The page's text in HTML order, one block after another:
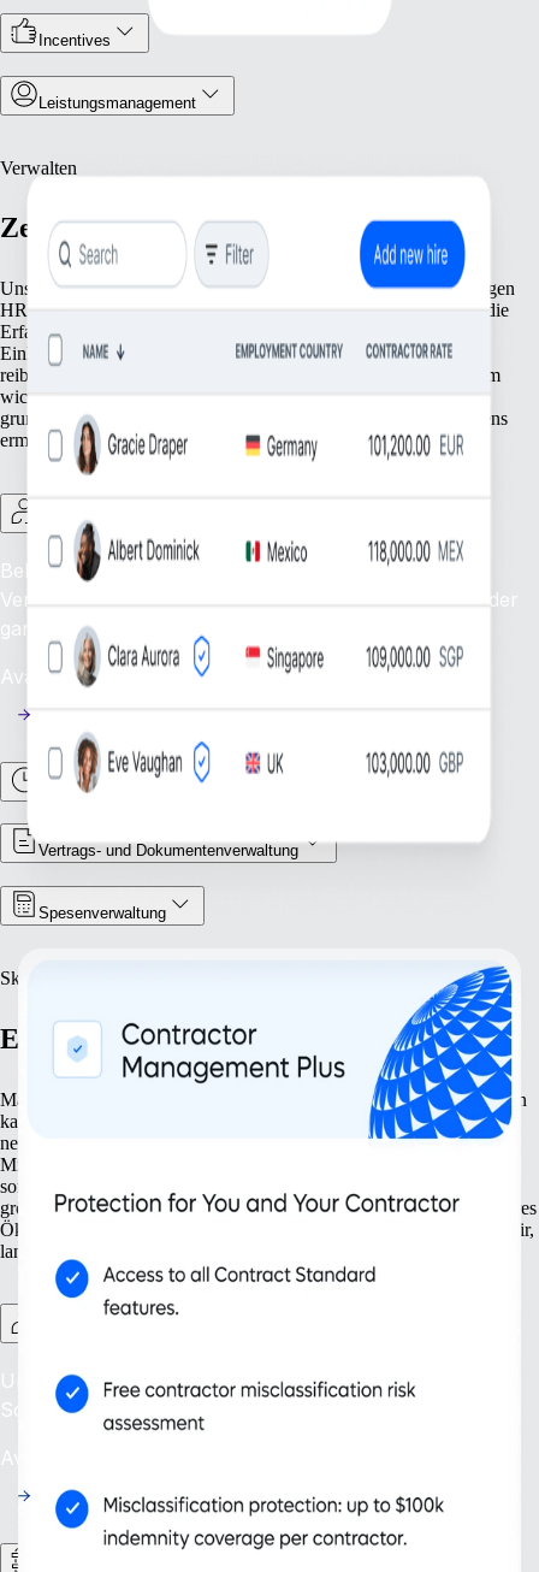
Incentives
Leistungsmanagement
Verwalten
Zentralisiertes Personalmanagement
Unsere Tools erleichtern dir das Personalmanagement mit wichtigen
HR-Funktionen. Von der Pflege deiner Personaldatensätze über die
Erfassung von Arbeitszeiten und Abwesenheiten bis hin zur
Einhaltung lokaler Vorschriften: Wir haben alles, was du für
reibungslose Abläufe brauchst. Konzentriere dich auf das, was am
wichtigsten ist – deine Mitarbeiter:innen. Wir erledigen die
grundlegenden Aufgaben, die das Wachstum deines Unternehmens
ermöglichen.
Contractor Management
Behalte den Überblick über deine Freelancer:innen:
Verwalte und unterstütze deine Freelancer:innen auf der
ganzen Welt.
Availability: Jetzt
Arbeitszeiten und Abwesenheiten
Vertrags- und Dokumentenverwaltung
Spesenverwaltung
Skalieren
Expandiere mit Zuversicht
Mach dein Unternehmen bereit für Wachstum. Mit unseren Lösungen
kannst du deinen Wachstumskurs exakt planen – von der Gründung
neuer Niederlassungen bis zum Schutz deines geistigen Eigentums.
Mit Tools, die nicht nur deine aktuellen Anforderungen erfüllen,
sondern auch deine zukünftigen, kann dein Unternehmen nicht nur
größer werden, sondern auch smarter funktionieren. Unser skalierbares
Ökosystem unterstützt dein expandierendes Unternehmen und hilft dir,
langfristig erfolgreich zu sein.
Unkomplizierte Einstellung: Schütze dich weltweit vor
Scheinselbstständigkeit.
Availability: Jetzt